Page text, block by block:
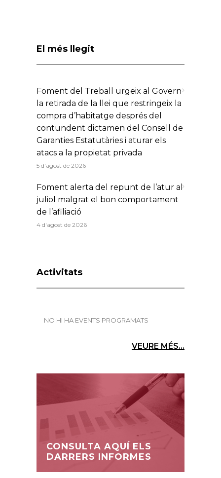
El més llegit
Foment del Treball urgeix al Govern
la retirada de la llei que restringeix la
compra d’habitatge després del
contundent dictamen del Consell de
Garanties Estatutàries i aturar els
atacs a la propietat privada
5 d'agost de 2026
Foment alerta del repunt de l’atur al
juliol malgrat el bon comportament
de l’afiliació
4 d'agost de 2026
Activitats
NO HI HA EVENTS PROGRAMATS
VEURE MÉS...
CONSULTA AQUÍ ELS
DARRERS INFORMES